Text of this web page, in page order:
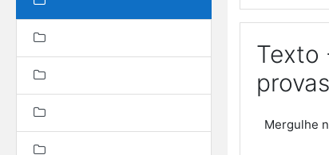
Texto
provas
Mergulhe